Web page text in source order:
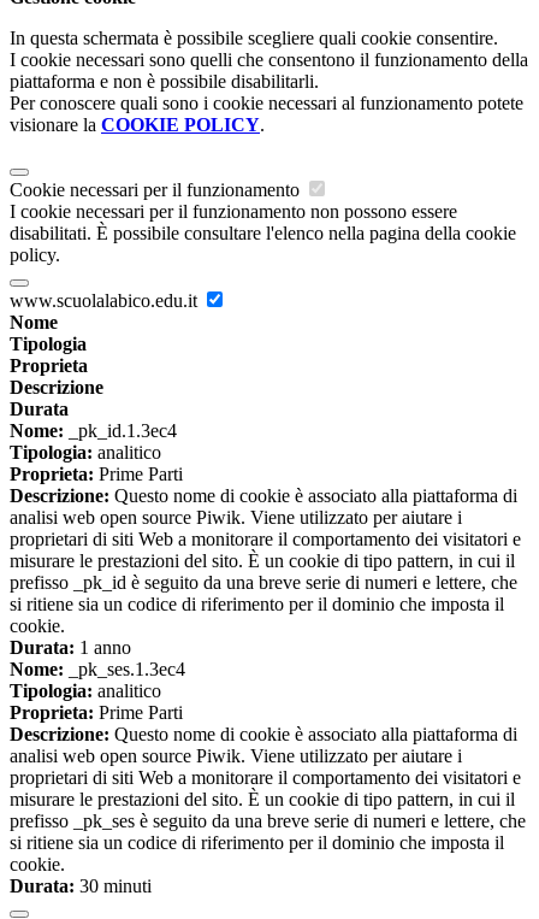
In questa schermata è possibile scegliere quali cookie consentire.
I cookie necessari sono quelli che consentono il funzionamento della
piattaforma e non è possibile disabilitarli.
Per conoscere quali sono i cookie necessari al funzionamento potete
visionare la COOKIE POLICY.
Cookie necessari per il funzionamento
I cookie necessari per il funzionamento non possono essere
disabilitati. È possibile consultare l'elenco nella pagina della cookie
policy.
www.scuolalabico.edu.it
Nome
Tipologia
Proprieta
Descrizione
Durata
Nome: _pk_id.1.3ec4
Tipologia: analitico
Proprieta: Prime Parti
Descrizione: Questo nome di cookie è associato alla piattaforma di
analisi web open source Piwik. Viene utilizzato per aiutare i
proprietari di siti Web a monitorare il comportamento dei visitatori e
misurare le prestazioni del sito. È un cookie di tipo pattern, in cui il
prefisso _pk_id è seguito da una breve serie di numeri e lettere, che
si ritiene sia un codice di riferimento per il dominio che imposta il
cookie.
Durata: 1 anno
Nome: _pk_ses.1.3ec4
Tipologia: analitico
Proprieta: Prime Parti
Descrizione: Questo nome di cookie è associato alla piattaforma di
analisi web open source Piwik. Viene utilizzato per aiutare i
proprietari di siti Web a monitorare il comportamento dei visitatori e
misurare le prestazioni del sito. È un cookie di tipo pattern, in cui il
prefisso _pk_ses è seguito da una breve serie di numeri e lettere, che
si ritiene sia un codice di riferimento per il dominio che imposta il
cookie.
Durata: 30 minuti